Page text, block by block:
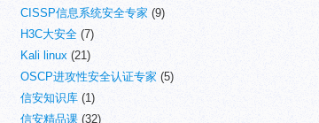
CISSP信息系统安全专家 (9)
H3C大安全 (7)
Kali linux (21)
OSCP进攻性安全认证专家 (5)
信安知识库 (1)
信安精品课 (32)